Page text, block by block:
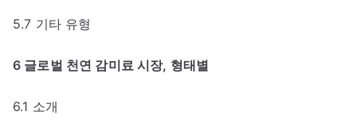
5.7 기타 유형
6 글로벌 천연 감미료 시장, 형태별
6.1 소개